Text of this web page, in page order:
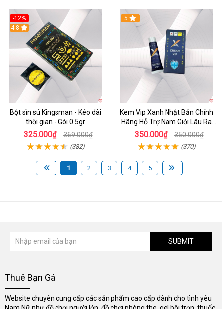
-12%
Hot
4.8
Bột sìn sú Kingsman - Kéo dài
thời gian - Gói 0.5gr
325.000₫ 369.000₫
(382)
5
Kem Vip Xanh Nhật Bản Chính
Hãng Hỗ Trợ Nam Giới Lâu Ra
Tăng Cường Sinh Lý
350.000₫ 350.000₫
(370)
1 2 3 4 5
SUBMIT
Thuê Bạn Gái
Website chuyên cung cấp các sản phẩm cao cấp dành cho tình yêu